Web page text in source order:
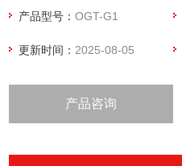
产品型号：OGT-G1
更新时间： 2025-08-05
产品咨询